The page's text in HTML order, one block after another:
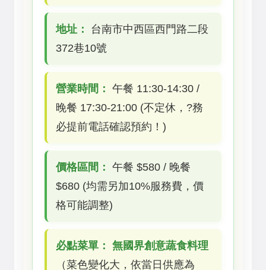
地址：
台南市中西區西門路二段
372巷10號
營業時間： 午餐 11:30-14:30 /
晚餐 17:30-21:00 (不定休，?務
必提前電話確認預約！)
價格區間： 午餐 $580 / 晚餐
$680 (均需另加10%服務費，價
格可能調整)
必點菜單： 無國界創意蔬食料理
（菜色變化大，依當日供應為